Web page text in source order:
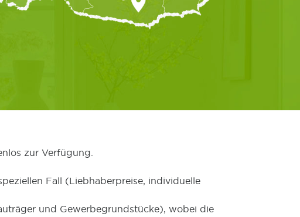
zur Verfügung.
Fall (Liebhaberpreise, individuelle
und Gewerbegrundstücke), wobei die